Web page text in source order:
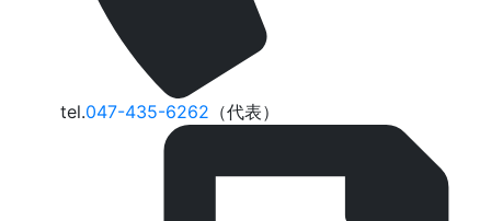
tel.047-435-6262 （代表）